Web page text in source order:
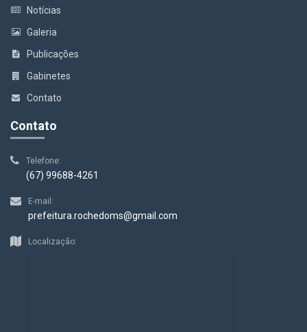
Notícias
Galeria
Publicações
Gabinetes
Contato
Contato
Telefone:
(67) 99688-4261
E-mail:
prefeitura.rochedoms@gmail.com
Localização: